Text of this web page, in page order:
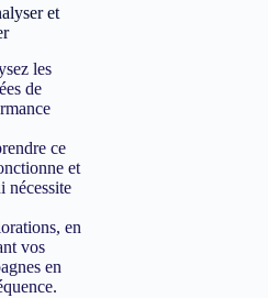
et
les
de
ce
et
nécessite
en
vos
en